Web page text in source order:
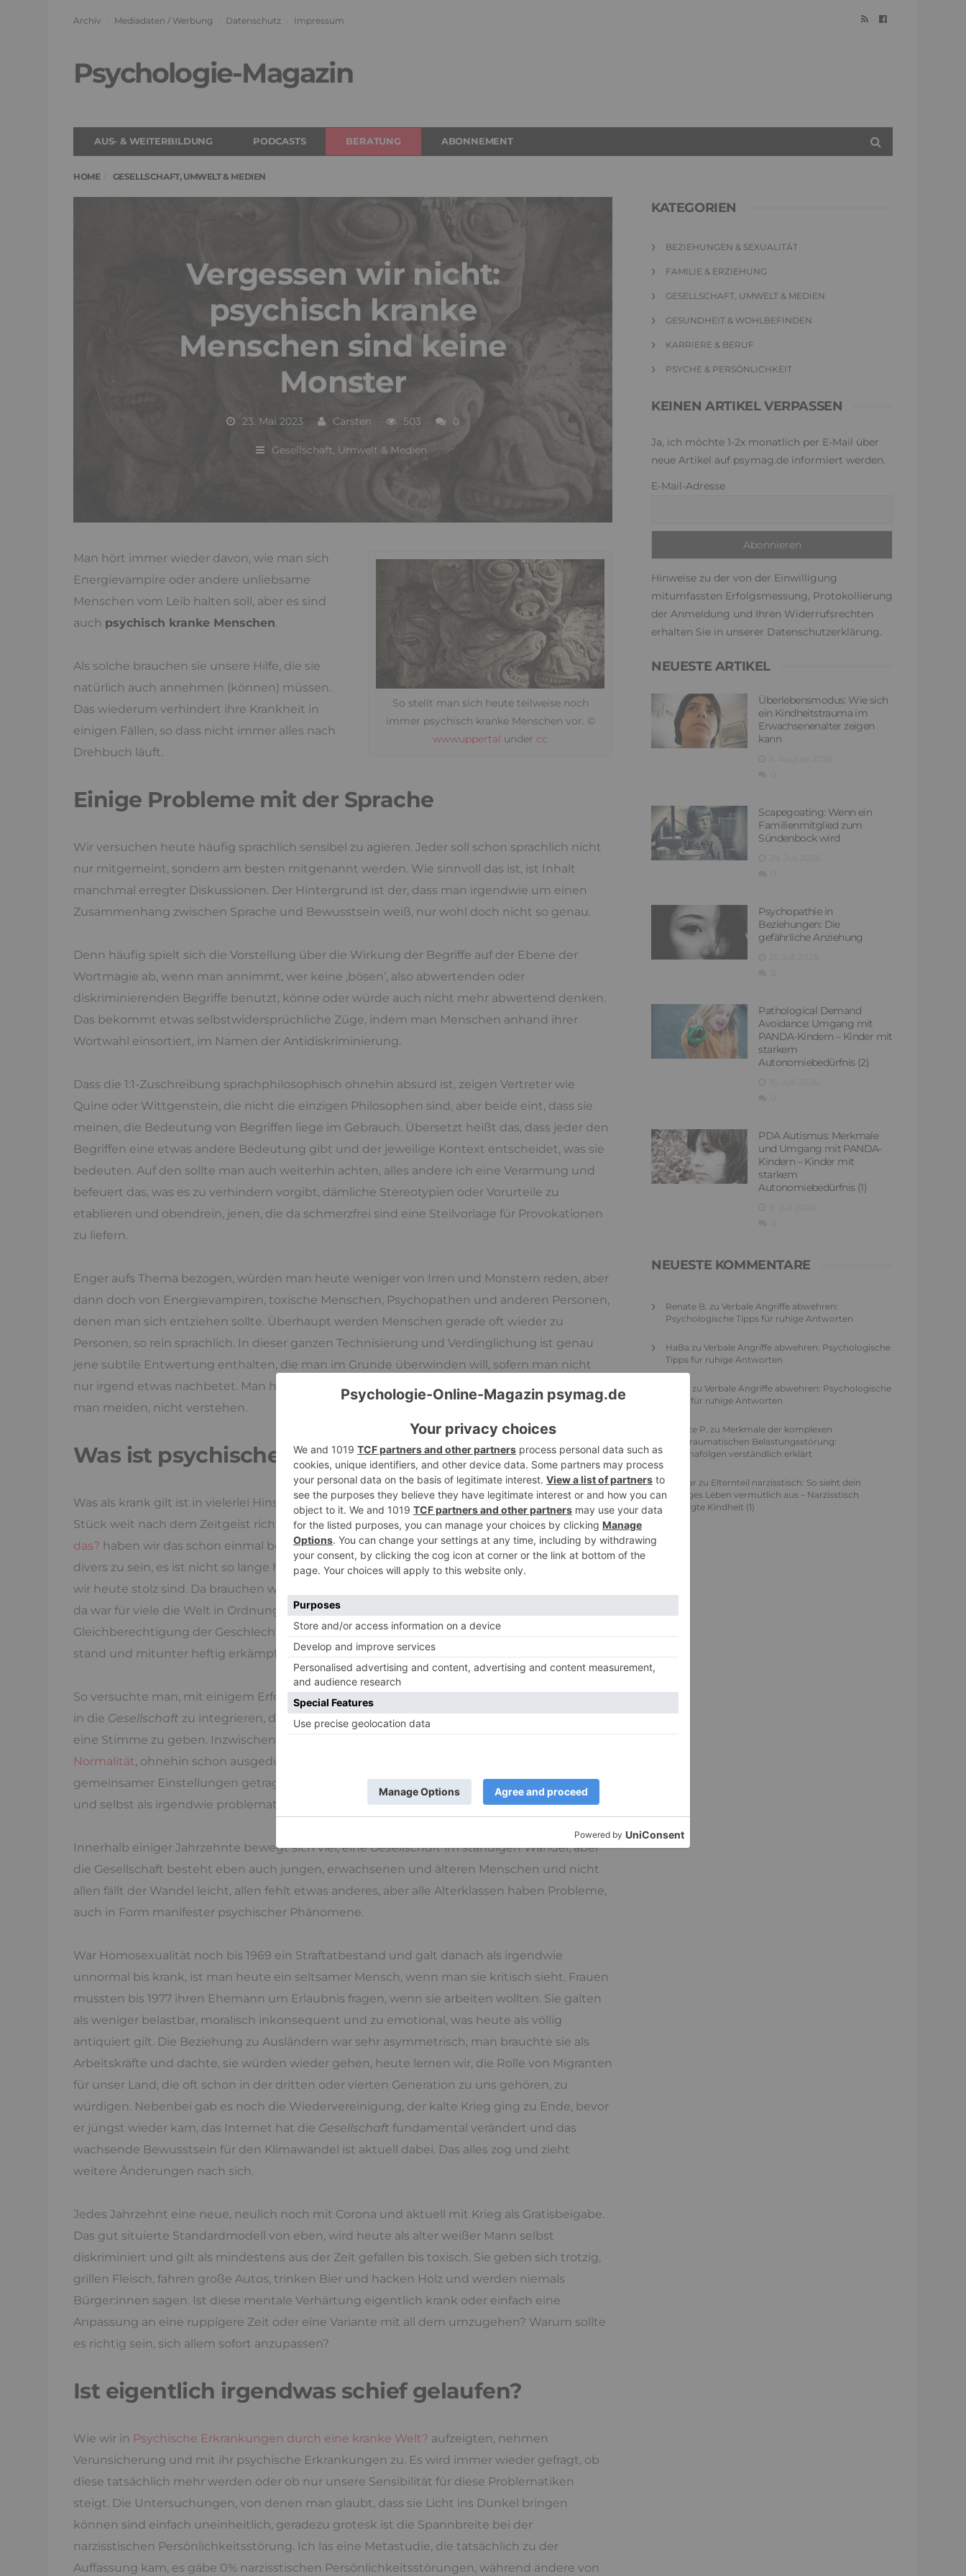
Archiv Mediadaten / Werbung Datenschutz Impressum
Psychologie-Magazin
AUS- & WEITERBILDUNG PODCASTS BERATUNG ABONNEMENT
HOME GESELLSCHAFT, UMWELT & MEDIEN
Vergessen wir nicht:
psychisch kranke
Menschen sind keine
Monster
23. Mai 2023 Carsten 503 0
Gesellschaft, Umwelt & Medien
So stellt man sich heute teilweise noch
immer psychisch kranke Menschen vor. ©
wwwuppertal under cc
Man hört immer wieder davon, wie man sich
Energievampire oder andere unliebsame
Menschen vom Leib halten soll, aber es sind
auch psychisch kranke Menschen.
Als solche brauchen sie unsere Hilfe, die sie
natürlich auch annehmen (können) müssen.
Das wiederum verhindert ihre Krankheit in
einigen Fällen, so dass nicht immer alles nach
Drehbuch läuft.
Einige Probleme mit der Sprache
Wir versuchen heute häufig sprachlich sensibel zu agieren. Jeder soll schon sprachlich nicht
nur mitgemeint, sondern am besten mitgenannt werden. Wie sinnvoll das ist, ist Inhalt
manchmal erregter Diskussionen. Der Hintergrund ist der, dass man irgendwie um einen
Zusammenhang zwischen Sprache und Bewusstsein weiß, nur wohl doch nicht so genau.
Denn häufig spielt sich die Vorstellung über die Wirkung der Begriffe auf der Ebene der
Wortmagie ab, wenn man annimmt, wer keine ‚bösen‘, also abwertenden oder
diskriminierenden Begriffe benutzt, könne oder würde auch nicht mehr abwertend denken.
Das bekommt etwas selbstwidersprüchliche Züge, indem man Menschen anhand ihrer
Wortwahl einsortiert, im Namen der Antidiskriminierung.
Dass die 1:1-Zuschreibung sprachphilosophisch ohnehin absurd ist, zeigen Vertreter wie
Quine oder Wittgenstein, die nicht die einzigen Philosophen sind, aber beide eint, dass sie
meinen, die Bedeutung von Begriffen liege im Gebrauch. Übersetzt heißt das, dass jeder den
Begriffen eine etwas andere Bedeutung gibt und der jeweilige Kontext entscheidet, was sie
bedeuten. Auf den sollte man auch weiterhin achten, alles andere ich eine Verarmung und
befeuert das, was es zu verhindern vorgibt, dämliche Stereotypien oder Vorurteile zu
etablieren und obendrein, jenen, die da schmerzfrei sind eine Steilvorlage für Provokationen
zu liefern.
Enger aufs Thema bezogen, würden man heute weniger von Irren und Monstern reden, aber
dann doch von Energievampiren, toxische Menschen, Psychopathen und anderen Personen,
denen man sich entziehen sollte. Überhaupt werden Menschen gerade oft wieder zu
Personen, so rein sprachlich. In dieser ganzen Technisierung und Verdinglichung ist genau
jene subtile Entwertung enthalten, die man im Grunde überwinden will, sofern man nicht
nur irgend etwas nachbetet. Man hält sich die anderen auf Distanz. Wer toxisch ist, den muss
man meiden, nicht verstehen.
Was ist psychische Krankheit und warum?
Was als krank gilt ist in vielerlei Hinsicht auch eine gesellschaftliche Frage, die sich also ein
Stück weit nach dem Zeitgeist richtet. InWann ist man psychisch krank und was bedeutet
das? haben wir das schon einmal behandelt. Wir feiern uns heute dafür offen, liberal und
divers zu sein, es ist nicht so lange her, als vieles bei uns noch gesetzlich verboten war, auf das
wir heute stolz sind. Da brauchen wir nicht zurück in dunkelste Zeiten, 50 Jahre reichen und
da war für viele die Welt in Ordnung, auch wenn natürlich die erwähnten Themen des
Gleichberechtigung der Geschlechter, der sexuellen Orientierung unmittelbar vor der Tür
stand und mitunter heftig erkämpft wurde.
So versuchte man, mit einigem Erfolg, nach und nach immer mehr marginalisierte Gruppen
in die Gesellschaft zu integrieren, den vermeintlich Schwachen und manchmal Sprachlosen
eine Stimme zu geben. Inzwischen ist aber die Normalbevölkerung, je nach Definition von
Normalität, ohnehin schon ausgedünnt, weil sie gar nicht mehr von einem Bündel
gemeinsamer Einstellungen getragen wird. Darüber hinaus wird sie oft auch noch attackiert
und selbst als irgendwie problematisch etikettiert, mit technischen und sperrigen Begriffen.
Innerhalb einiger Jahrzehnte bewegt sich viel, eineGesellschaftim ständigen Wandel, aber
die Gesellschaft besteht eben auch jungen, erwachsenen und älteren Menschen und nicht
allen fällt der Wandel leicht, allen fehlt etwas anderes, aber alle Alterklassen haben Probleme,
auch in Form manifester psychischer Phänomene.
War Homosexualität noch bis 1969 ein Straftatbestand und galt danach als irgendwie
unnormal bis krank, ist man heute ein seltsamer Mensch, wenn man sie kritisch sieht. Frauen
mussten bis 1977 ihren Ehemann um Erlaubnis fragen, wenn sie arbeiten wollten. Sie galten
als weniger belastbar, moralisch inkonsequent und zu emotional, was heute als völlig
antiquiert gilt. Die Beziehung zu Ausländern war sehr asymmetrisch, man brauchte sie als
Arbeitskräfte und dachte, sie würden wieder gehen, heute lernen wir, die Rolle von Migranten
für unser Land, die oft schon in der dritten oder vierten Generation zu uns gehören, zu
würdigen. Nebenbei gab es noch die Wiedervereinigung, der kalte Krieg ging zu Ende, bevor
er jüngst wieder kam, das Internet hat die Gesellschaft fundamental verändert und das
wachsende Bewusstsein für den Klimawandel ist aktuell dabei. Das alles zog und zieht
weitere Änderungen nach sich.
Jedes Jahrzehnt eine neue, neulich noch mit Corona und aktuell mit Krieg als Gratisbeigabe.
Das gut situierte Standardmodell von eben, wird heute als alter weißer Mann selbst
diskriminiert und gilt als mindestens aus der Zeit gefallen bis toxisch. Sie geben sich trotzig,
grillen Fleisch, fahren große Autos, trinken Bier und hacken Holz und werden niemals
Bürger:innen sagen. Ist diese mentale Verhärtung eigentlich krank oder einfach eine
Anpassung an eine ruppigere Zeit oder eine Variante mit all dem umzugehen? Warum sollte
es richtig sein, sich allem sofort anzupassen?
Ist eigentlich irgendwas schief gelaufen?
Wie wir in Psychische Erkrankungen durch eine kranke Welt? aufzeigten, nehmen
Verunsicherung und mit ihr psychische Erkrankungen zu. Es wird immer wieder gefragt, ob
diese tatsächlich mehr werden oder ob nur unsere Sensibilität für diese Problematiken
steigt. Die Untersuchungen, von denen man glaubt, dass sie Licht ins Dunkel bringen
können sind einfach uneinheitlich, geradezu grotesk ist die Spannbreite bei der
narzisstischen Persönlichkeitsstörung. Ich las eine Metastudie, die tatsächlich zu der
Auffassung kam, es gäbe 0% narzisstischen Persönlichkeitsstörungen, während andere von
KATEGORIEN
BEZIEHUNGEN & SEXUALITÄT
FAMILIE & ERZIEHUNG
GESELLSCHAFT, UMWELT & MEDIEN
GESUNDHEIT & WOHLBEFINDEN
KARRIERE & BERUF
PSYCHE & PERSÖNLICHKEIT
KEINEN ARTIKEL VERPASSEN
Ja, ich möchte 1-2x monatlich per E-Mail über
neue Artikel auf psymag.de informiert werden.
E-Mail-Adresse
Hinweise zu der von der Einwilligung
mitumfassten Erfolgsmessung, Protokollierung
der Anmeldung und Ihren Widerrufsrechten
erhalten Sie in unserer Datenschutzerklärung.
NEUESTE ARTIKEL
Überlebensmodus: Wie sich
ein Kindheitstrauma im
Erwachsenenalter zeigen
kann
Scapegoating: Wenn ein
Familienmitglied zum
Sündenbock wird
Psychopathie in
Beziehungen: Die
gefährliche Anziehung
Pathological Demand
Avoidance: Umgang mit
PANDA-Kindern – Kinder mit
starkem
Autonomiebedürfnis (2)
PDA Autismus: Merkmale
und Umgang mit PANDA-
Kindern – Kinder mit
starkem
Autonomiebedürfnis (1)
NEUESTE KOMMENTARE
Renate B. zu Verbale Angriffe abwehren:
Psychologische Tipps für ruhige Antworten
HaBa zu Verbale Angriffe abwehren: Psychologische
Tipps für ruhige Antworten
zu Verbale Angriffe abwehren: Psychologische
Tipps für ruhige Antworten
Juliette P. zu Merkmale der komplexen
Posttraumatischen Belastungsstörung:
Traumafolgen verständlich erklärt
Ansgar zu Elternteil narzisstisch: So sieht dein
heutiges Leben vermutlich aus – Narzisstisch
geprägte Kindheit (1)